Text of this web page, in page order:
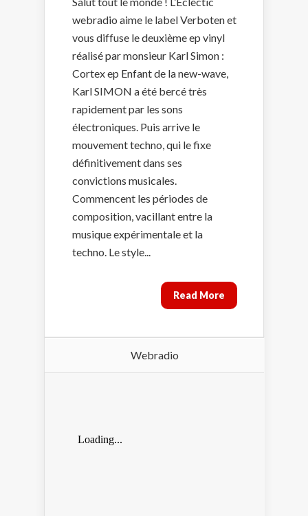
webradio aime le label Verboten et
vous diffuse le deuxième ep vinyl
réalisé par monsieur Karl Simon :
Cortex ep Enfant de la new-wave,
Karl SIMON a été bercé très
rapidement par les sons
électroniques. Puis arrive le
mouvement techno, qui le fixe
définitivement dans ses
convictions musicales.
Commencent les périodes de
composition, vacillant entre la
musique expérimentale et la
techno. Le style...
Read More
Webradio